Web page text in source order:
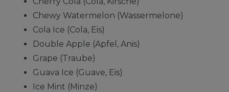
Chewy Watermelon (Wassermelone)
Cola Ice (Cola, Eis)
Double Apple (Apfel, Anis)
Grape (Traube)
Guava Ice (Guave, Eis)
Ice Mint (Minze)